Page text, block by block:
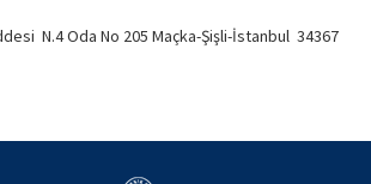
N.4 Oda No 205 Maçka-Şişli-İstanbul 34367